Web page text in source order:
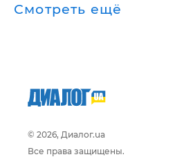
Смотреть ещё
© 2026, Диалог.ua
Все права защищены.